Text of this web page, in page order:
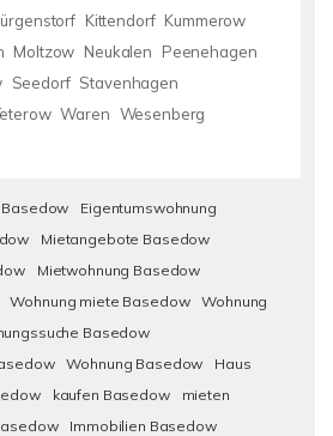
Jürgenstorf Kittendorf Kummerow
Moltzow Neukalen
Peenehagen
Seedorf Stavenhagen
Waren Wesenberg
Basedow
Eigentumswohnung
Mietangebote Basedow
Mietwohnung Basedow
Wohnung miete Basedow
Wohnung
Basedow
Wohnung Basedow
Haus
kaufen Basedow
mieten
Immobilien Basedow